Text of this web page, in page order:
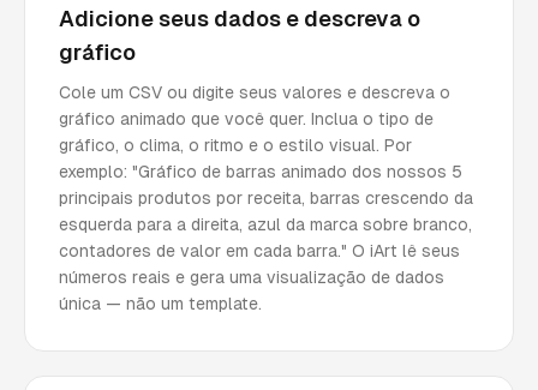
Adicione seus dados e descreva o
gráfico
Cole um CSV ou digite seus valores e descreva o
gráfico animado que você quer. Inclua o tipo de
gráfico, o clima, o ritmo e o estilo visual. Por
exemplo: "Gráfico de barras animado dos nossos 5
principais produtos por receita, barras crescendo da
esquerda para a direita, azul da marca sobre branco,
contadores de valor em cada barra." O iArt lê seus
números reais e gera uma visualização de dados
única — não um template.